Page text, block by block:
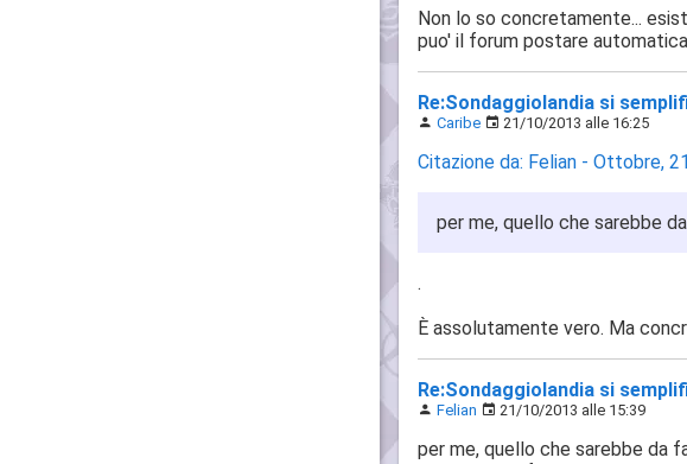
Non lo so concretamente...
puo' il forum postare
Re:Sondaggiolandia si
Caribe 21/10/2013 alle 16:25
Citazione da: Felian - Ottobre,
per me, quello che sarebbe
.
È assolutamente vero. Ma
Re:Sondaggiolandia si
Felian 21/10/2013 alle 15:39
per me, quello che sarebbe da